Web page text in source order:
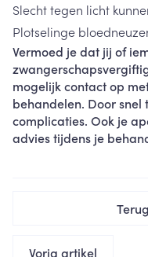
Slecht tegen licht
Plotselinge
Vermoed je dat jij of
mogelijk contact op
behandelen. Door
complicaties. Ook je
advies tijdens je
Vorig artikel